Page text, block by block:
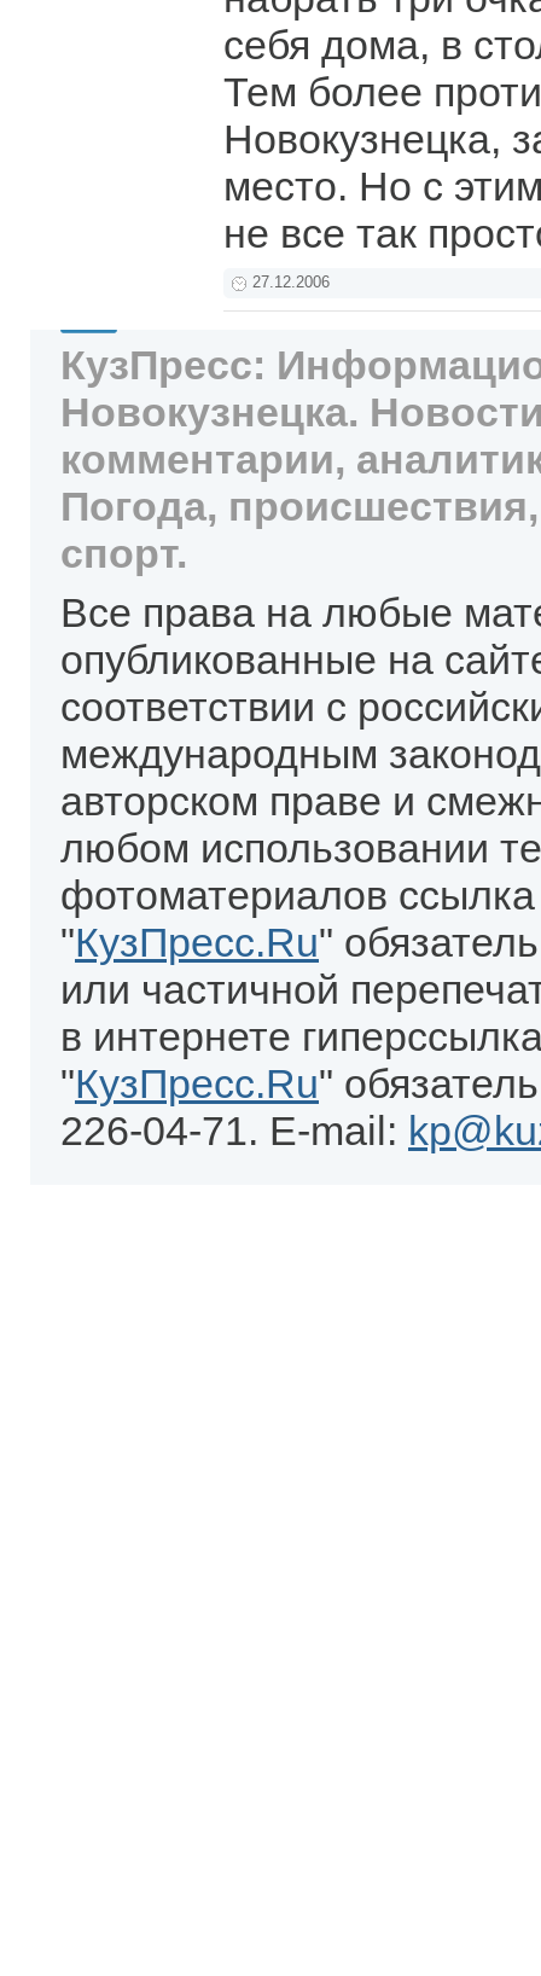
себя дома, в
Тем более
Новокузнецка,
место. Но с
не все так
27.12.2006
КузПресс:
Новокузнецка.
комментарии,
Погода,
спорт.
Все права на любые
опубликованные на
соответствии с
международным
авторском праве и
любом использовании
фотоматериалов
"КузПресс.Ru"
или частичной
в интернете
"КузПресс.Ru"
226-04-71. E-mail: